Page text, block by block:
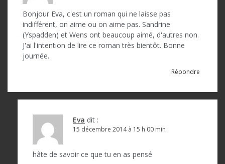
Bonjour Eva, c'est un roman qui ne laisse pas
indifférent, on aime ou on aime pas. Sandrine
(Yspadden) et Wens ont beaucoup aimé, d'autres non.
J'ai l'intention de lire ce roman très bientôt. Bonne
journée.
Répondre
Eva dit :
15 décembre 2014 à 15 h 00 min
hâte de savoir ce que tu en as pensé